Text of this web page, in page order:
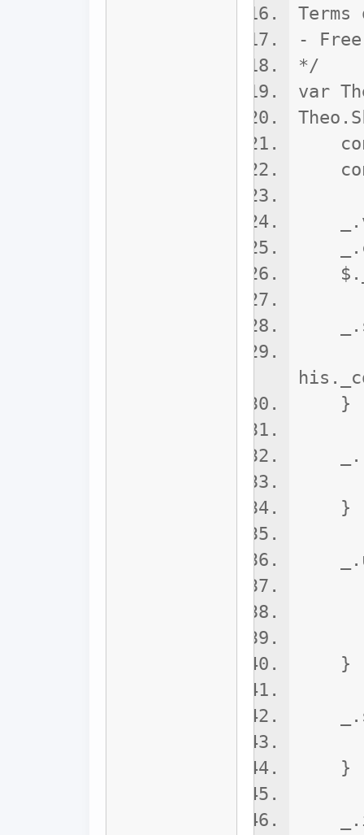
-
*/
var
}
}
}
}